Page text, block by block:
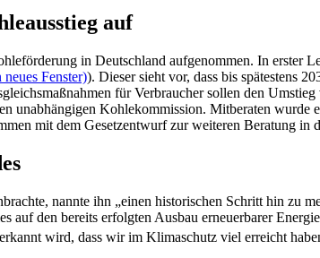
auf
in Deutschland aufgenommen. In erster
Fenster)). Dieser sieht vor, dass bis spätestens
für Verbraucher sollen den
unabhängigen Kohlekommission. Mitberaten
mit dem Gesetzentwurf zur weiteren Beratung in
nannte ihn „einen historischen Schritt hin zu
auf den bereits erfolgten Ausbau erneuerbarer
wird, dass wir im Klimaschutz viel erreicht